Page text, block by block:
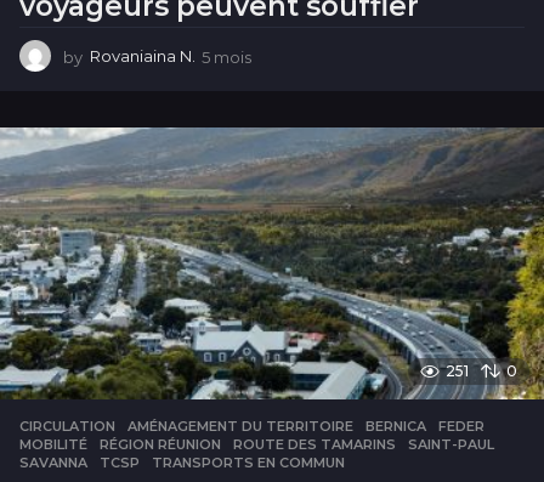
by Rovaniaina N. 5 mois
i
251 0
CIRCULATION AMÉNAGEMENT DU TERRITOIRE ,BERNICA ,FEDER
MOBILITÉ
,RÉGION RÉUNION ,ROUTE DES TAMARINS ,SAINT-PAUL
SAVANNA
,TCSP ,TRANSPORTS EN COMMUN